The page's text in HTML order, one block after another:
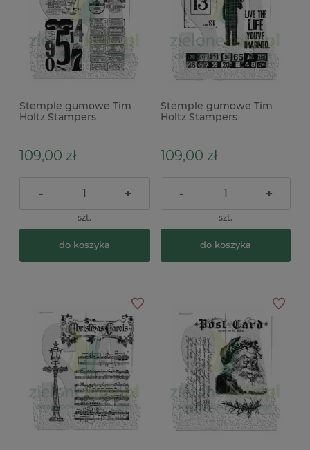
Stemple gumowe Tim
Holtz Stampers
109,00 zł
- +
szt.
do koszyka
Stemple gumowe Tim
Holtz Stampers
parasolem
109,00 zł
- +
szt.
do koszyka